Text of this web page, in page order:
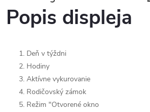
Popis displeja
Deň v týždni
Hodiny
Aktívne vykurovanie
Rodičovský zámok
Režim "Otvorené okno